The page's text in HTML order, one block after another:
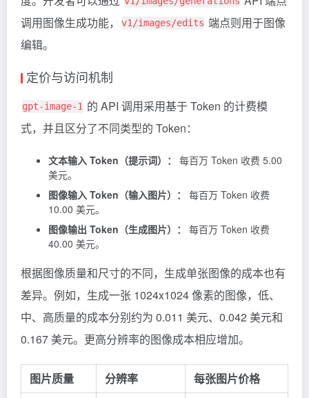
调用图像生成功能，
v1/images/edits 端点则用于图像
编辑。
定价与访问机制
gpt-image-1 的 API 调用采用基于Token 的计费模
式，并且区分了不同类型的 Token：
文本输入 Token（提示词）：
每百万 Token 收费 5.00
美元。
图像输入 Token（输入图片）：
每百万 Token 收费
10.00 美元。
图像输出 Token（生成图片）：
每百万 Token 收费
40.00 美元。
根据图像质量和尺寸的不同，生成单张图像的成本也有
差异。例如，生成一张 1024x1024 像素的图像，低、
中、高质量的成本分别约为 0.011 美元、0.042 美元和
0.167 美元。更高分辨率的图像成本相应增加。
图片质量 分辨率
每张图片价格